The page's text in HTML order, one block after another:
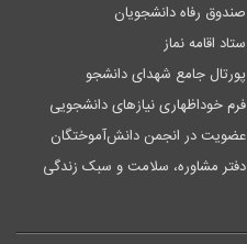
صندوق رفاه دانشجویان
ستاد اقامه نماز
پورتال جامع شهدای دانشجو
فرم خوداظهاری نیازهای دانشجویی
عضویت در انجمن دانش‌آموختگان
دفتر مشاوره، سلامت و سبک زندگی